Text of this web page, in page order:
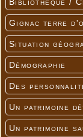
Gignac terre
Situation
Démographie
Des
Un patrimoine
Un patrimoine